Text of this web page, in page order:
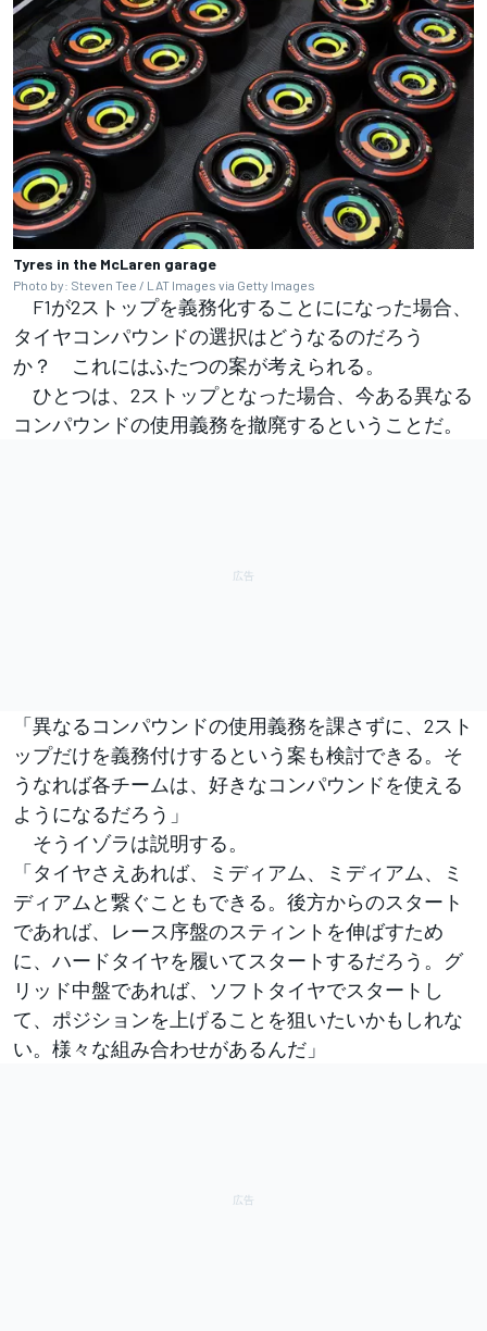
Tyres in the McLaren garage
Photo by: Steven Tee / LAT Images via Getty Images
F1が2ストップを義務化することにになった場合、
タイヤコンパウンドの選択はどうなるのだろう
か？ これにはふたつの案が考えられる。
ひとつは、2ストップとなった場合、今ある異なる
コンパウンドの使用義務を撤廃するということだ。
「異なるコンパウンドの使用義務を課さずに、2スト
ップだけを義務付けするという案も検討できる。そ
うなれば各チームは、好きなコンパウンドを使える
ようになるだろう」
そうイゾラは説明する。
「タイヤさえあれば、ミディアム、ミディアム、ミ
ディアムと繋ぐこともできる。後方からのスタート
であれば、レース序盤のスティントを伸ばすため
に、ハードタイヤを履いてスタートするだろう。グ
リッド中盤であれば、ソフトタイヤでスタートし
て、ポジションを上げることを狙いたいかもしれな
い。様々な組み合わせがあるんだ」